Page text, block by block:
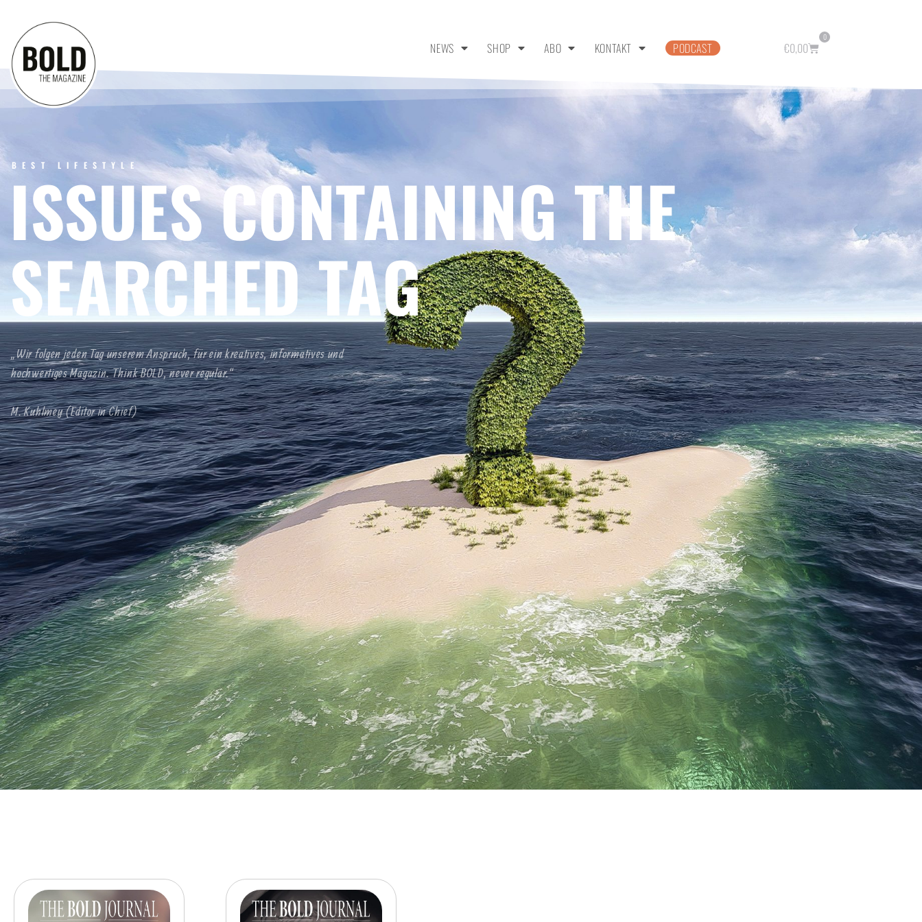
NEWS SHOP ABO KONTAKT PODCAST €0,00
0
BEST LIFESTYLE
ISSUES CONTAINING THE
SEARCHED TAG
„Wir folgen jeden Tag unserem Anspruch, für ein kreatives, informatives und
hochwertiges Magazin. Think BOLD, never regular.“
M. Kuhlmey (Editor in Chief)